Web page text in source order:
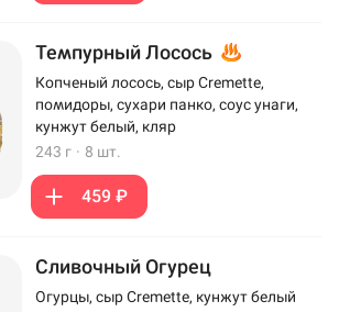
Темпурный Лосось
Копченый лосось, сыр Cremette,
помидоры, сухари панко, соус унаги,
кунжут белый, кляр
243 г · 8 шт.
459 ₽
Сливочный Огурец
Огурцы, сыр Cremette, кунжут белый